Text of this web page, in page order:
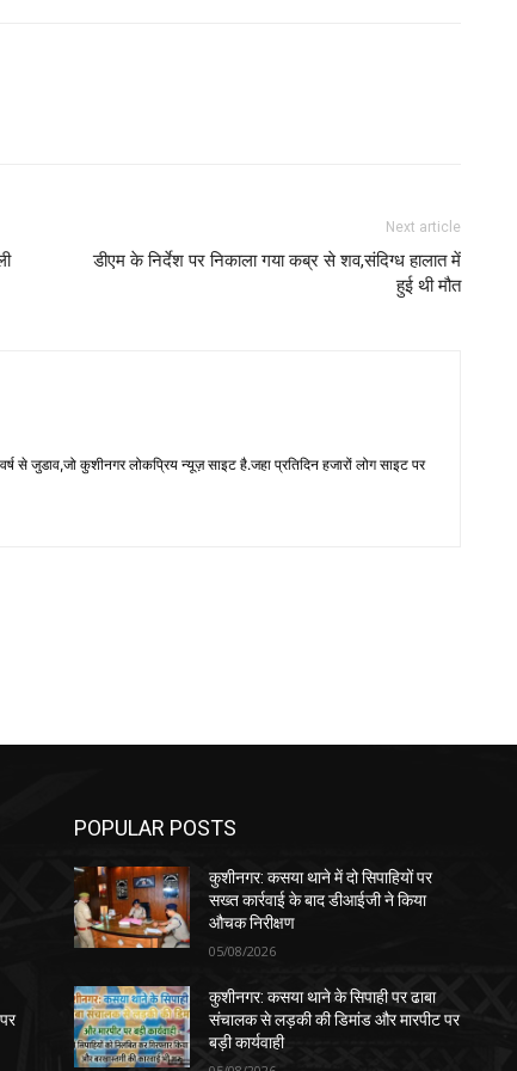
Next article
डीएम के निर्देश पर निकाला गया कब्र से शव,संदिग्ध हालात में
हुई थी मौत
से जुडाव,जो कुशीनगर लोकप्रिय न्यूज़ साइट है.जहा प्रतिदिन हजारों लोग साइट पर
POPULAR POSTS
कुशीनगर: कसया थाने में दो सिपाहियों पर
सख्त कार्रवाई के बाद डीआईजी ने किया
औचक निरीक्षण
05/08/2026
कुशीनगर: कसया थाने के सिपाही पर ढाबा
संचालक से लड़की की डिमांड और मारपीट पर
बड़ी कार्यवाही